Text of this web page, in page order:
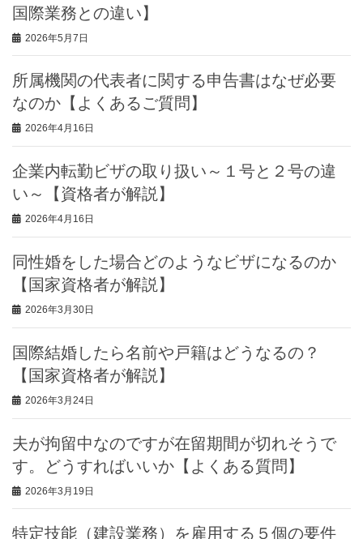
国際業務との違い】
2026年5月7日
所属機関の代表者に関する申告書はなぜ必要
なのか【よくあるご質問】
2026年4月16日
企業内転勤ビザの取り扱い～１号と２号の違
い～【資格者が解説】
2026年4月16日
同性婚をした場合どのようなビザになるのか
【国家資格者が解説】
2026年3月30日
国際結婚したら名前や戸籍はどうなるの？
【国家資格者が解説】
2026年3月24日
夫が拘留中なのですが在留期間が切れそうで
す。どうすればいいか【よくある質問】
2026年3月19日
特定技能（建設業務）を雇用する５個の要件